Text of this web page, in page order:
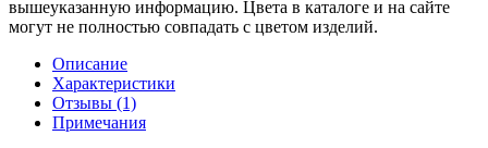
вышеуказанную информацию. Цвета в каталоге и на сайте
могут не полностью совпадать с цветом изделий.
Описание
Характеристики
Отзывы (1)
Примечания